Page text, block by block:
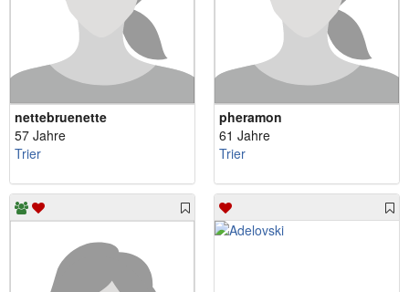
nettebruenette
57 Jahre
Trier
pheramon
61 Jahre
Trier